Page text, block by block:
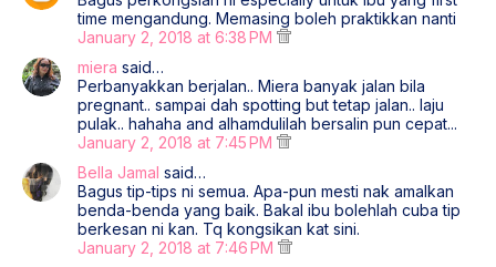
time mengandung. Memasing boleh praktikkan nanti
January 2, 2018 at 6:38 PM
miera said…
Perbanyakkan berjalan.. Miera banyak jalan bila
pregnant.. sampai dah spotting but tetap jalan.. laju
pulak.. hahaha and alhamdulilah bersalin pun cepat...
January 2, 2018 at 7:45 PM
Bella Jamal said…
Bagus tip-tips ni semua. Apa-pun mesti nak amalkan
benda-benda yang baik. Bakal ibu bolehlah cuba tip
berkesan ni kan. Tq kongsikan kat sini.
January 2, 2018 at 7:46 PM